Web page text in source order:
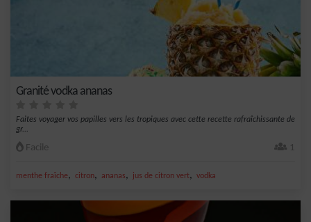
Granité vodka ananas
Faites voyager vos papilles vers les tropiques avec cette recette rafraîchissante de
gr...
Facile 1
menthe fraîche, citron, ananas, jus de citron vert, vodka